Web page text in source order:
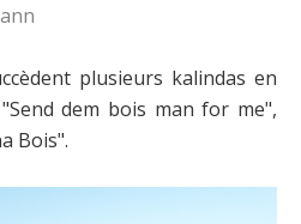
plusieurs kalindas en
dem bois man for me",
Bois".